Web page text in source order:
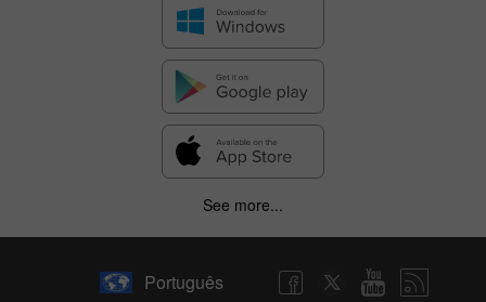
See more...
Português